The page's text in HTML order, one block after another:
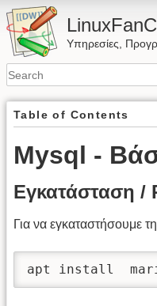
Υπηρεσίες,
Table of Contents
Mysql -
Εγκατάσταση /
Για να εγκαταστήσουμε
apt install